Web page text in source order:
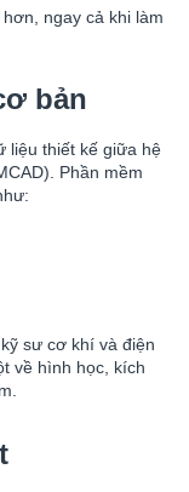
ngay cả khi làm
bản
liệu thiết kế giữa hệ
Phần mềm
sư cơ khí và điện
về hình học, kích